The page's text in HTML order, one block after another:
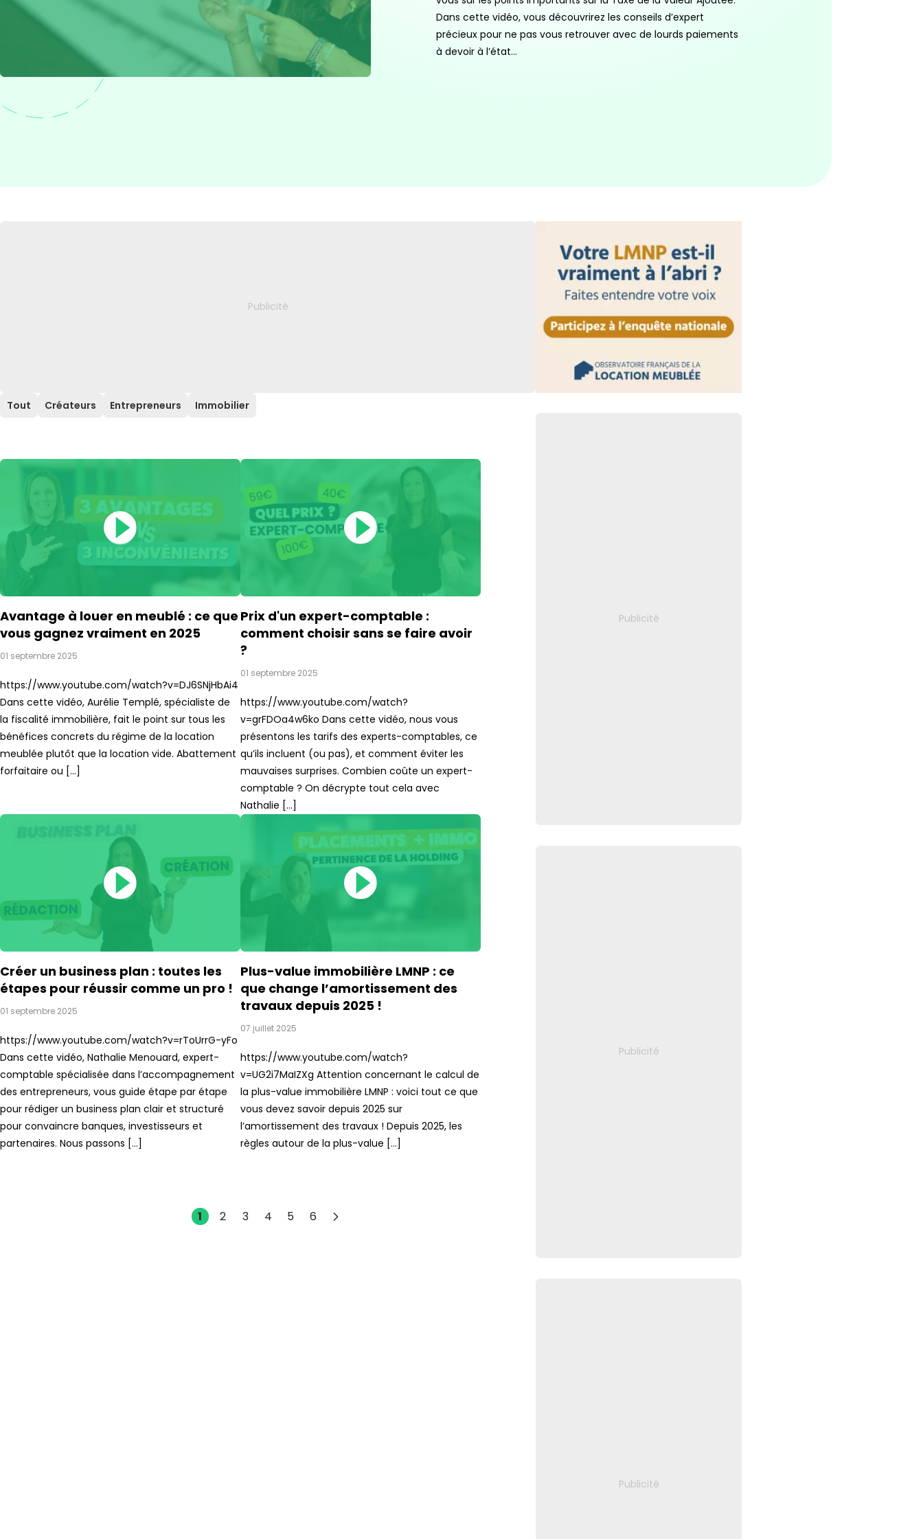
Dans cette vidéo, vous découvrirez les conseils d’expert
précieux pour ne pas vous retrouver avec de lourds paiements
à devoir à l’état…
Tout Créateurs Entrepreneurs Immobilier
Avantage à louer en meublé : ce que
vous gagnez vraiment en 2025
01 septembre 2025
https://www.youtube.com/watch?v=DJ6SNjHbAi4
Dans cette vidéo, Aurélie Templé, spécialiste de
la fiscalité immobilière, fait le point sur tous les
bénéfices concrets du régime de la location
meublée plutôt que la location vide. Abattement
forfaitaire ou […]
Prix d'un expert-comptable :
comment choisir sans se faire avoir
?
01 septembre 2025
https://www.youtube.com/watch?
v=grFDOa4w6ko Dans cette vidéo, nous vous
présentons les tarifs des experts-comptables, ce
qu’ils incluent (ou pas), et comment éviter les
mauvaises surprises. Combien coûte un expert-
comptable ? On décrypte tout cela avec
Nathalie […]
Créer un business plan : toutes les
étapes pour réussir comme un pro !
01 septembre 2025
https://www.youtube.com/watch?v=rToUrrG-yFo
Dans cette vidéo, Nathalie Menouard, expert-
comptable spécialisée dans l’accompagnement
des entrepreneurs, vous guide étape par étape
pour rédiger un business plan clair et structuré
pour convaincre banques, investisseurs et
partenaires. Nous passons […]
Plus-value immobilière LMNP : ce
que change l’amortissement des
travaux depuis 2025 !
07 juillet 2025
https://www.youtube.com/watch?
v=UG2i7MaIZXg Attention concernant le calcul de
la plus-value immobilière LMNP : voici tout ce que
vous devez savoir depuis 2025 sur
l’amortissement des travaux ! Depuis 2025, les
règles autour de la plus-value […]
1 2 3 4 5 6
Suivant